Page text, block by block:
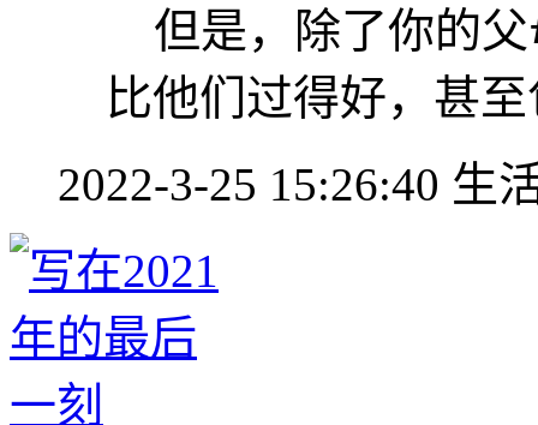
但是，除了你的父
比他们过得好，甚
2022-3-25 15:26:40 生